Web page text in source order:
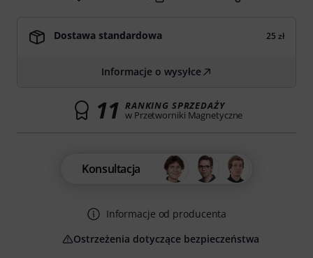
Dostawa standardowa 25 zł
Informacje o wysyłce
11 RANKING SPRZEDAŻY
w Przetworniki Magnetyczne
Konsultacja
Informacje od producenta
Ostrzeżenia dotyczące bezpieczeństwa